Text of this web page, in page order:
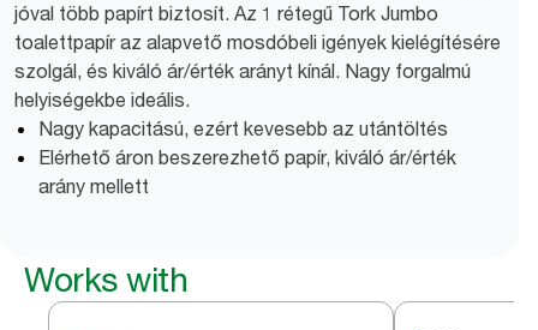
jóval több papírt biztosít. Az 1 rétegű Tork Jumbo
toalettpapír az alapvető mosdóbeli igények kielégítésére
szolgál, és kiváló ár/érték arányt kínál. Nagy forgalmú
helyiségekbe ideális.
Nagy kapacitású, ezért kevesebb az utántöltés
Elérhető áron beszerezhető papír, kiváló ár/érték
arány mellett
Works with